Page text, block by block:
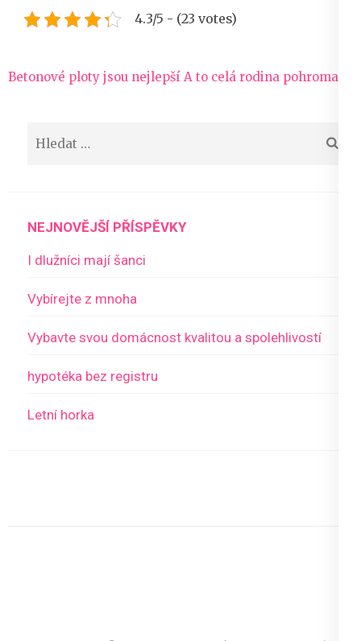
4.3/5 - (23 votes)
Navigace
Betonové ploty jsou nejlepší A to celá rodina pohromadě
NEJNOVĚJŠÍ PŘÍSPĚVKY
I dlužníci mají šanci
Vybírejte z mnoha
Vybavte svou domácnost kvalitou a spolehlivostí
hypotéka bez registru
Letní horka